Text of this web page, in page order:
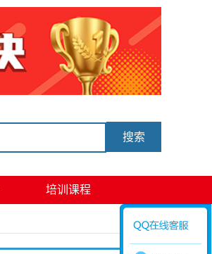
搜索
培训课程